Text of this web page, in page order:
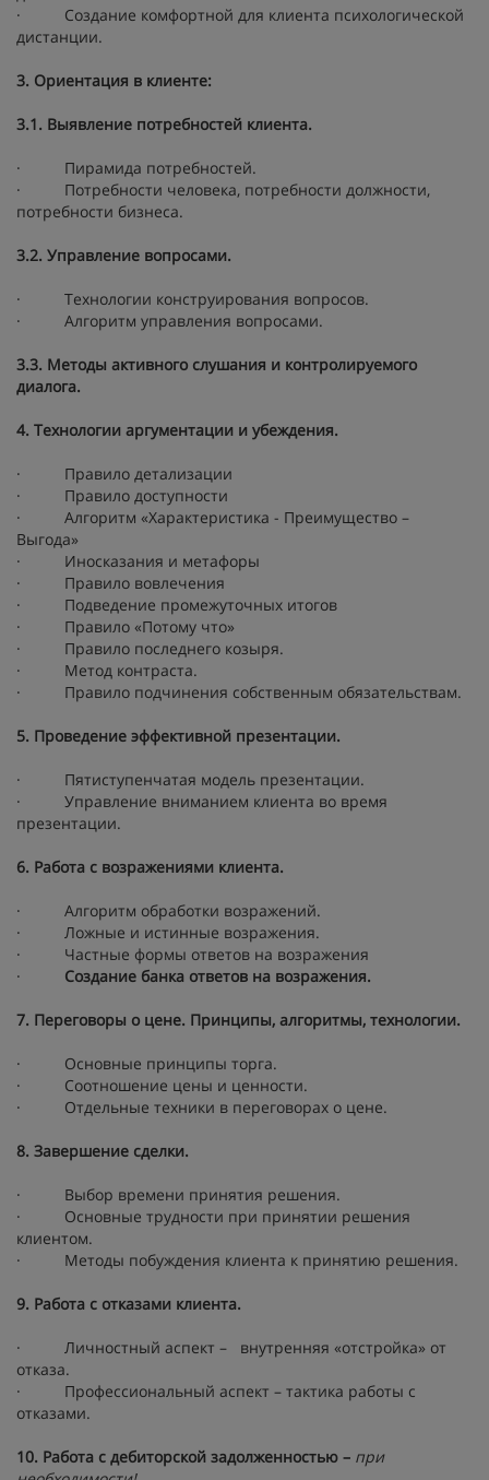
· Создание комфортной для клиента психологической
дистанции.
3. Ориентация в клиенте:
3.1. Выявление потребностей клиента.
· Пирамида потребностей.
· Потребности человека, потребности должности,
потребности бизнеса.
3.2. Управление вопросами.
· Технологии конструирования вопросов.
· Алгоритм управления вопросами.
3.3. Методы активного слушания и контролируемого
диалога.
4. Технологии аргументации и убеждения.
· Правило детализации
· Правило доступности
· Алгоритм «Характеристика - Преимущество –
Выгода»
· Иносказания и метафоры
· Правило вовлечения
· Подведение промежуточных итогов
· Правило «Потому что»
· Правило последнего козыря.
· Метод контраста.
· Правило подчинения собственным обязательствам.
5. Проведение эффективной презентации.
· Пятиступенчатая модель презентации.
· Управление вниманием клиента во время
презентации.
6. Работа с возражениями клиента.
· Алгоритм обработки возражений.
· Ложные и истинные возражения.
· Частные формы ответов на возражения
· Создание банка ответов на возражения.
7. Переговоры о цене. Принципы, алгоритмы, технологии.
· Основные принципы торга.
· Соотношение цены и ценности.
· Отдельные техники в переговорах о цене.
8. Завершение сделки.
· Выбор времени принятия решения.
· Основные трудности при принятии решения
клиентом.
· Методы побуждения клиента к принятию решения.
9. Работа с отказами клиента.
· Личностный аспект – внутренняя «отстройка» от
отказа.
· Профессиональный аспект – тактика работы с
отказами.
10. Работа с дебиторской задолженностью – при